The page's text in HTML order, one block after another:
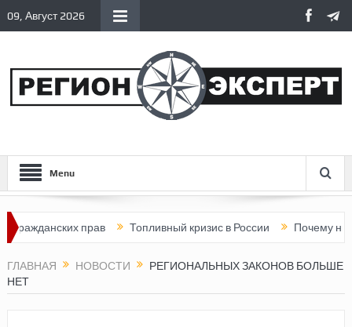
09, Август 2026
Menu
прав Топливный кризис в России Почему нынешняя
ГЛАВНАЯ НОВОСТИ
РЕГИОНАЛЬНЫХ ЗАКОНОВ БОЛЬШЕ
НЕТ